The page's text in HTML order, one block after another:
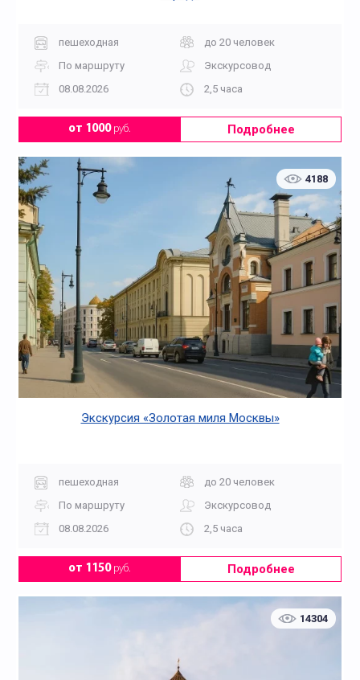
пешеходная
до 20 человек
По маршруту
Экскурсовод
08.08.2026
2,5 часа
от 1000руб. Подробнее
4188
Экскурсия «Золотая миля Москвы»
пешеходная
до 20 человек
По маршруту
Экскурсовод
08.08.2026
2,5 часа
от 1150руб. Подробнее
14304